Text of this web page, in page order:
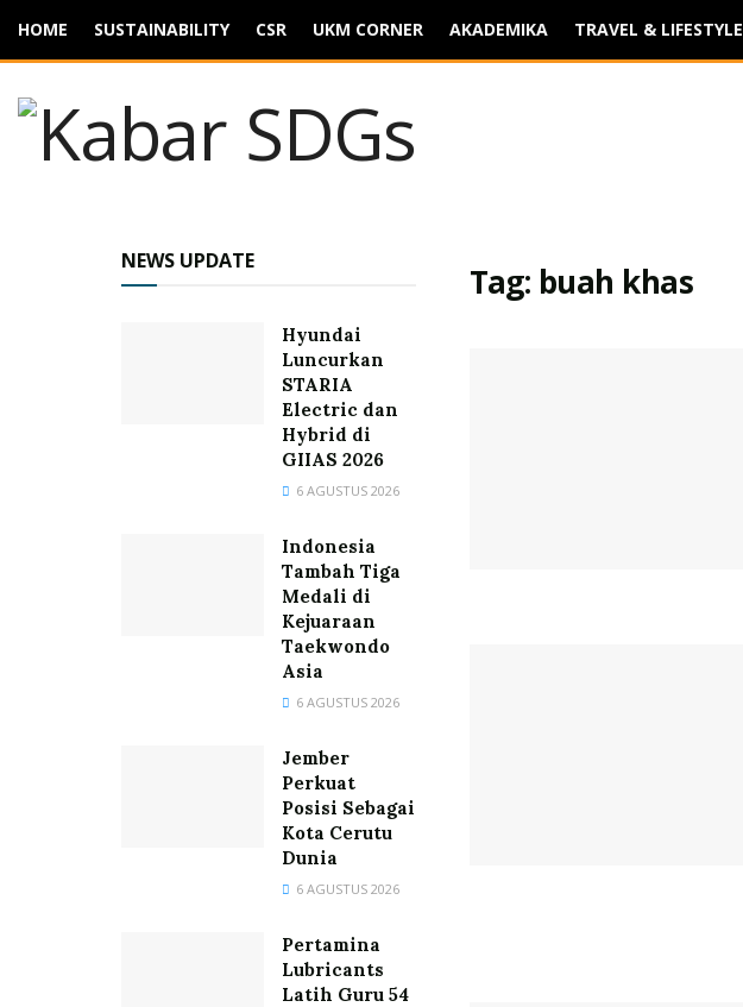
HOME SUSTAINABILITY CSR UKM CORNER AKADEMIKA TRAVEL & LIFESTYLE
Tag: buah khas
NEWS UPDATE
Hyundai
Luncurkan
STARIA
Electric dan
Hybrid di
GIIAS 2026
6 AGUSTUS 2026
Indonesia
Tambah Tiga
Medali di
Kejuaraan
Taekwondo
Asia
6 AGUSTUS 2026
Jember
Perkuat
Posisi Sebagai
Kota Cerutu
Dunia
6 AGUSTUS 2026
Pertamina
Lubricants
Latih Guru 54